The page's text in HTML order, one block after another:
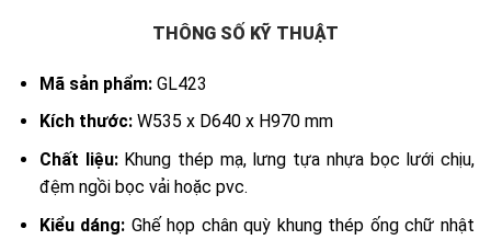
THÔNG SỐ KỸ THUẬT
Mã sản phẩm:GL423
Kích thước:W535 x D640 x H970 mm
Chất liệu:Khung thép mạ, lưng tựa nhựa bọc lưới chịu,
đệm ngồi bọc vải hoặc pvc.
Kiểu dáng: Ghế họp chân quỳ khung thép ống chữ nhật